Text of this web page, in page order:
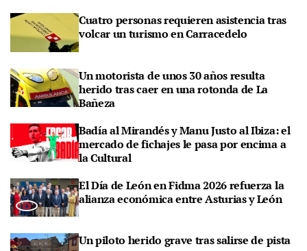
Cuatro personas requieren asistencia tras
volcar un turismo en Carracedelo
Un motorista de unos 30 años resulta
herido tras caer en una rotonda de La
Bañeza
Badía al Mirandés y Manu Justo al Ibiza: el
mercado de fichajes le pasa por encima a
la Cultural
El Día de León en Fidma 2026 refuerza la
alianza económica entre Asturias y León
Un piloto herido grave tras salirse de pista